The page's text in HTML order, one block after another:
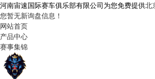
河南宙速国际赛车俱乐部有限公司为您免费提供北
您暂无新询盘信息！
网站首页
产品中心
赛事集锦